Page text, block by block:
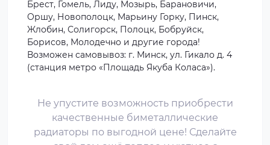
Брест, Гомель, Лиду, Мозырь, Барановичи,
Оршу, Новополоцк, Марьину Горку, Пинск,
Жлобин, Солигорск, Полоцк, Бобруйск,
Борисов, Молодечно и другие города!
Возможен самовывоз: г. Минск, ул. Гикало д. 4
(станция метро «Площадь Якуба Коласа»).
Не упустите возможность приобрести
качественные биметаллические
радиаторы по выгодной цене! Сделайте